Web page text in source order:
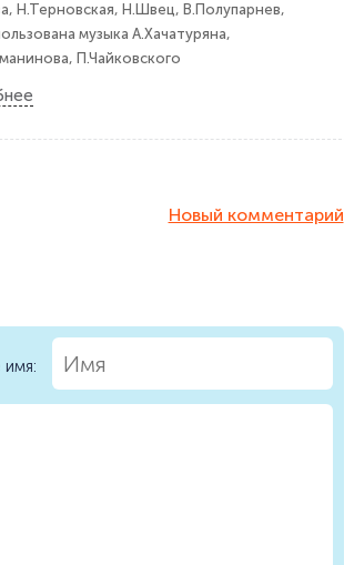
Н.Терновская, Н.Швец, В.Полупарнев,
музыка А.Хачатуряна,
П.Чайковского
Новый комментарий